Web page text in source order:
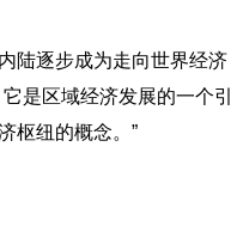
陆逐步成为走向世界经济
是区域经济发展的一个引
枢纽的概念。”